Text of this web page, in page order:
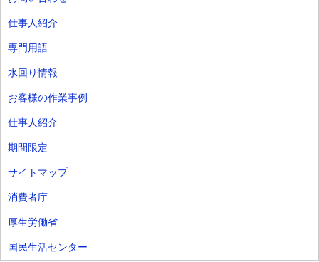
仕事人紹介
専門用語
水回り情報
お客様の作業事例
仕事人紹介
期間限定
サイトマップ
消費者庁
厚生労働省
国民生活センター